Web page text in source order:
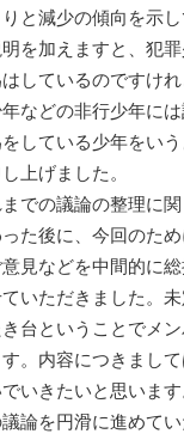
と減少の傾向を示
を加えますと、犯
しているのですけ
などの非行少年に
している少年をいう
上げました。
での議論の整理に
た後に、今回のた
見などを中間的に
いただきました。
台ということでメ
。内容につきまし
いきたいと思います
論を円滑に進めて